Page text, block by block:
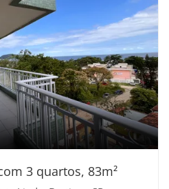
3 quartos, 83m²